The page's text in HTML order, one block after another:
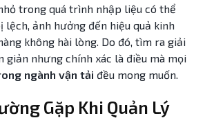
trong quá trình nhập liệu có thể
lệch, ảnh hưởng đến hiệu quả kinh
không hài lòng. Do đó, tìm ra giải
giản nhưng chính xác là điều mà mọi
ngành vận tải đều mong muốn.
Gặp Khi Quản Lý